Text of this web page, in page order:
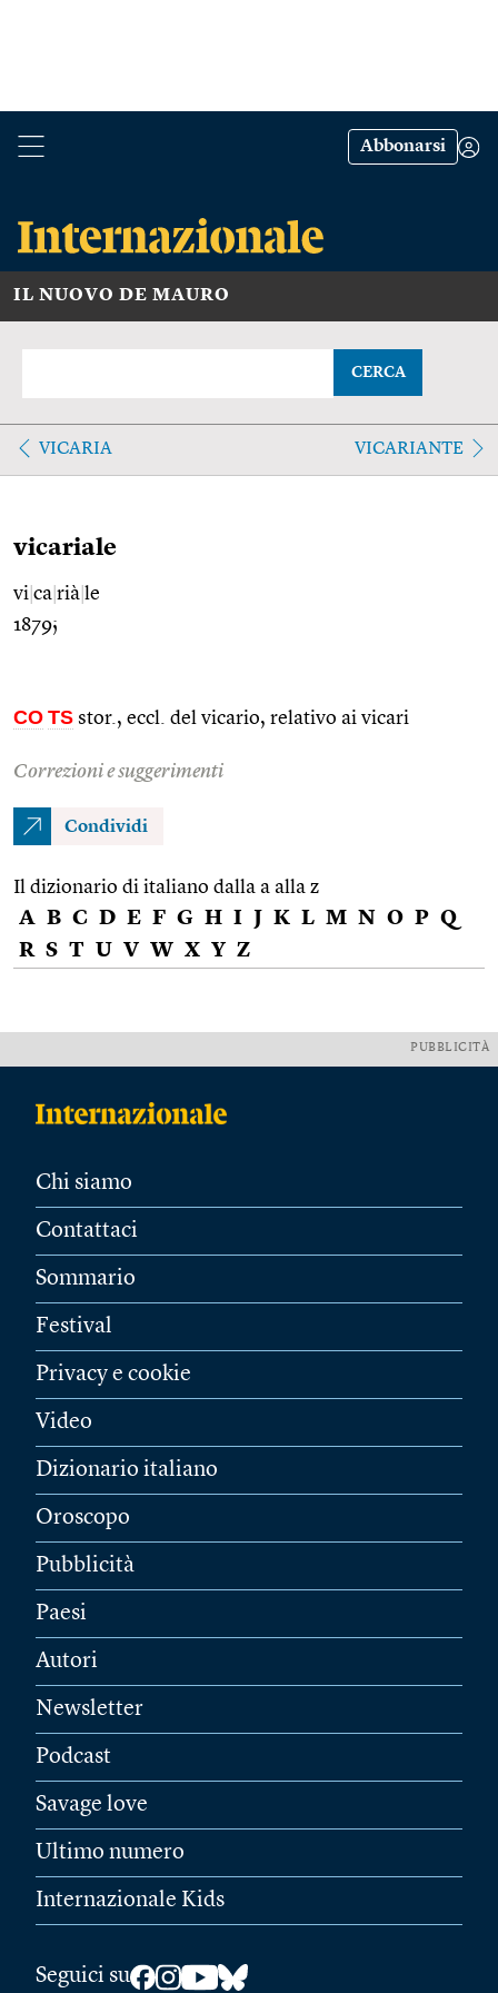
Abbonarsi
IL NUOVO DE MAURO
CERCA
VICARIA VICARIANTE
vicariale
vi ca rià le
1879;
CO TS stor., eccl. del vicario, relativo ai vicari
Correzioni e suggerimenti
Condividi
Il dizionario di italiano dalla a alla z
A B C D E F G H I J K L M N O P Q
R S T U V W X Y Z
PUBBLICITÀ
Chi siamo
Contattaci
Sommario
Festival
Privacy e cookie
Video
Dizionario italiano
Oroscopo
Pubblicità
Paesi
Autori
Newsletter
Podcast
Savage love
Ultimo numero
Internazionale Kids
Seguici su